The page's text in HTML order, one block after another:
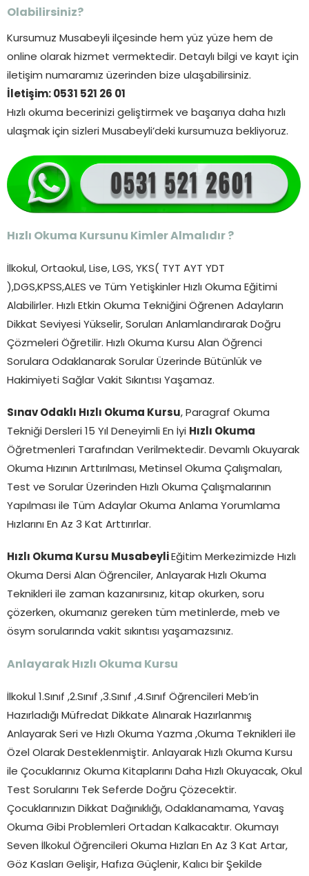
Olabilirsiniz?
Kursumuz Musabeyli ilçesinde hem yüz yüze hem de
online olarak hizmet vermektedir. Detaylı bilgi ve kayıt için
iletişim numaramız üzerinden bize ulaşabilirsiniz.
İletişim: 0531 521 26 01
Hızlı okuma becerinizi geliştirmek ve başarıya daha hızlı
ulaşmak için sizleri Musabeyli’deki kursumuza bekliyoruz.
Hızlı Okuma Kursunu Kimler Almalıdır ?
İlkokul, Ortaokul, Lise, LGS, YKS( TYT AYT YDT
),DGS,KPSS,ALES ve Tüm Yetişkinler Hızlı Okuma Eğitimi
Alabilirler. Hızlı Etkin Okuma Tekniğini Öğrenen Adayların
Dikkat Seviyesi Yükselir, Soruları Anlamlandırarak Doğru
Çözmeleri Öğretilir. Hızlı Okuma Kursu Alan Öğrenci
Sorulara Odaklanarak Sorular Üzerinde Bütünlük ve
Hakimiyeti Sağlar Vakit Sıkıntısı Yaşamaz.
Sınav Odaklı Hızlı Okuma Kursu , Paragraf Okuma
Tekniği Dersleri 15 Yıl Deneyimli En İyi Hızlı Okuma
Öğretmenleri Tarafından Verilmektedir. Devamlı Okuyarak
Okuma Hızının Arttırılması, Metinsel Okuma Çalışmaları,
Test ve Sorular Üzerinden Hızlı Okuma Çalışmalarının
Yapılması ile Tüm Adaylar Okuma Anlama Yorumlama
Hızlarını En Az 3 Kat Arttırırlar.
Hızlı Okuma Kursu Musabeyli
Eğitim Merkezimizde Hızlı
Okuma Dersi Alan Öğrenciler, Anlayarak Hızlı Okuma
Teknikleri ile zaman kazanırsınız, kitap okurken, soru
çözerken, okumanız gereken tüm metinlerde, meb ve
ösym sorularında vakit sıkıntısı yaşamazsınız.
Anlayarak Hızlı Okuma Kursu
İlkokul 1.Sınıf ,2.Sınıf ,3.Sınıf ,4.Sınıf Öğrencileri Meb’in
Hazırladığı Müfredat Dikkate Alınarak Hazırlanmış
Anlayarak Seri ve Hızlı Okuma Yazma ,Okuma Teknikleri ile
Özel Olarak Desteklenmiştir. Anlayarak Hızlı Okuma Kursu
ile Çocuklarınız Okuma Kitaplarını Daha Hızlı Okuyacak, Okul
Test Sorularını Tek Seferde Doğru Çözecektir.
Çocuklarınızın Dikkat Dağınıklığı, Odaklanamama, Yavaş
Okuma Gibi Problemleri Ortadan Kalkacaktır. Okumayı
Seven İlkokul Öğrencileri Okuma Hızları En Az 3 Kat Artar,
Göz Kasları Gelişir, Hafıza Güçlenir, Kalıcı bir Şekilde